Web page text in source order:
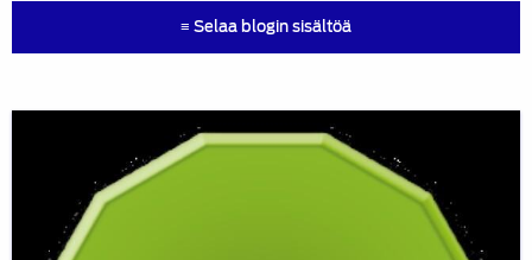
≡ Selaa blogin sisältöä
SERMI?